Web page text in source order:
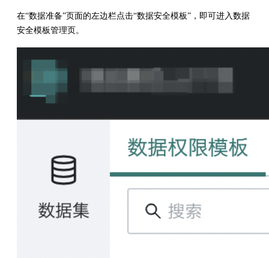
在“数据准备”页面的左边栏点击“数据安全模板”，即可进入数据
安全模板管理页。